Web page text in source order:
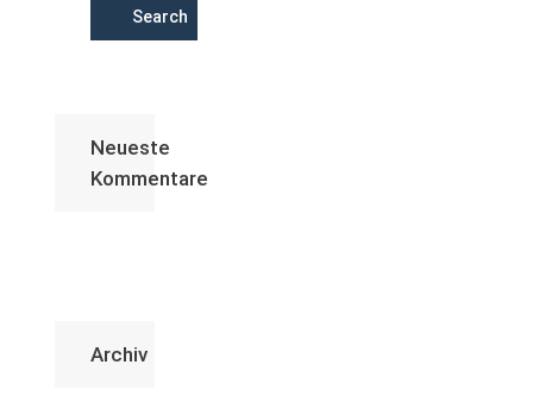
Search
Neueste
Kommentare
Archiv